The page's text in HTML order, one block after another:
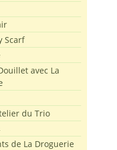
Scarf
avec La
du Trio
de La Droguerie